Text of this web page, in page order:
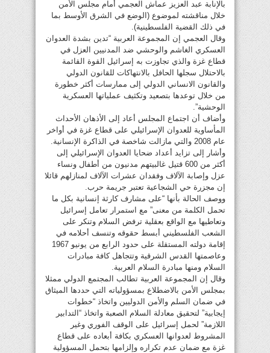
بالإنابة عبد العزيز عماش العجمي أمام مجلس الأمن
خلال مناقشته لموضوع (الوضع في الشرق الأوسط بما
في ذلك القضية الفلسطينية).
وقال العجمي إن المجموعة العربية “تدين بشدة العدوان
العسكري الغاشم والوحشي ضد المدنيين العزل في
قطاع غزة والذي تجاوزت به إسرائيل القوة القائمة
بالاحتلال سجلها الحافل بالانتهاكات للقانون الدولي
والقانون الانساني الدولي إلى ممارسات أكثر خطورة
من خلال توعدها بتصعيد وتكثيف عملياتها العسكرية
الوحشية”.
وأضاف أن اجتماع المجلس أعاد إلى الأذهان الأحداث
المأساوية للعدوان الإسرائيلي على قطاع غزة في أواخر
عام 2008 والتي مازالت شاخصة في الذاكرة الإنسانية.
وأشار إلى تزايد أعداد ضحايا العدوان الإسرائيلي إلى
أكثر من 600 قتيل غالبيتهم مدنيون من أطفال ونساء
عزل وإصابة الآلاف وفقدان عشرات الآلاف لمنازلهم قائلا
إن مجزرة حي الشجاعية تعتبر جريمة حرب.
ووصف الحالة بأنها “على مشارف كارثة إنسانية بكل ما
تحمل الكلمة من معنى” مع استمرار تعامل إسرائيل
وتعاطيها مع الواقع بعقلية ترفض السلام وتنكر على
الشعب الفلسطيني أبسط حقوقه وتنسف أحلامه في
إقامة دولته المستقلة على حدود الرابع من يونيو 1967
وعاصمتها القدس الشرقية وتتجاهل كافة مبادرات
السلام ومنها مبادرة السلام العربية.
وقال إن المجموعة العربية تطالب المجتمع الدولي ممثلا
بمجلس الأمن بالاضطلاع بمسؤولياته التي حددها الميثاق
في ضمان السلم والأمن الدوليين واتخاذ “خطوات
إيجابية” لتحقيق معادلة السلام الصعبة واتخاذ “التدابير
اللازمة” لحمل إسرائيل على الوقف الفوري وغير
المشروط لعدوانها العسكري بكافة أبعاده على قطاع
غزة مع ضمان عدم تكراره وإلزامها بتحمل المسؤولية